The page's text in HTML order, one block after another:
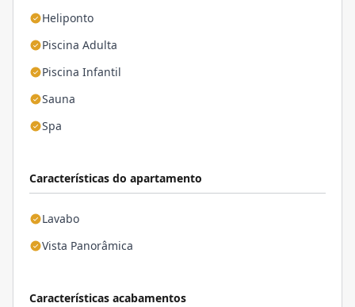
Heliponto
Piscina Adulta
Piscina Infantil
Sauna
Spa
Características do apartamento
Lavabo
Vista Panorâmica
Características acabamentos